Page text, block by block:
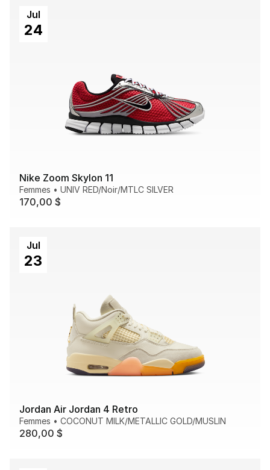
Jul
24
Nike Zoom Skylon 11
Femmes • UNIV RED/Noir/MTLC SILVER
170,00 $
Jul
23
Jordan Air Jordan 4 Retro
Femmes • COCONUT MILK/METALLIC GOLD/MUSLIN
280,00 $